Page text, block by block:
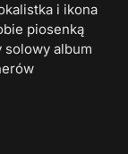
i ikona
piosenką
solowy album